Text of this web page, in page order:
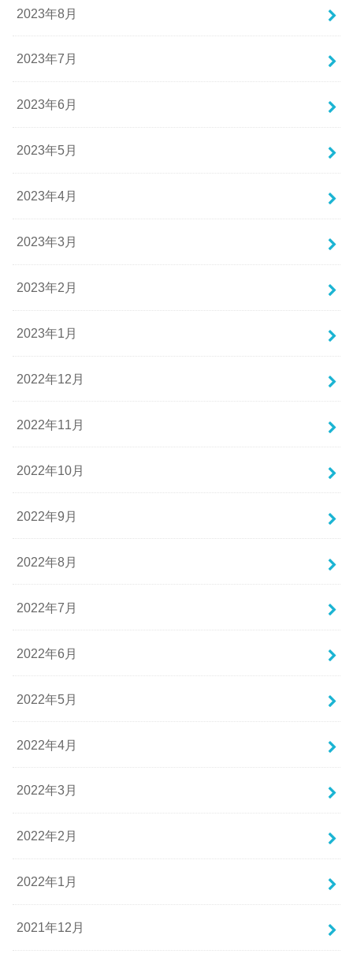
2023年8月
2023年7月
2023年6月
2023年5月
2023年4月
2023年3月
2023年2月
2023年1月
2022年12月
2022年11月
2022年10月
2022年9月
2022年8月
2022年7月
2022年6月
2022年5月
2022年4月
2022年3月
2022年2月
2022年1月
2021年12月